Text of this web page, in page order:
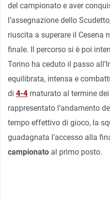
del campionato e aver
l’assegnazione dello
riuscita a superare il Cesena
finale. Il percorso si è poi
Torino ha ceduto il passo
equilibrata, intensa e
di 4-4 maturato al termine
rappresentato l’andamento
tempo effettivo di gioco, la
guadagnata l’accesso alla
campionato al primo posto.